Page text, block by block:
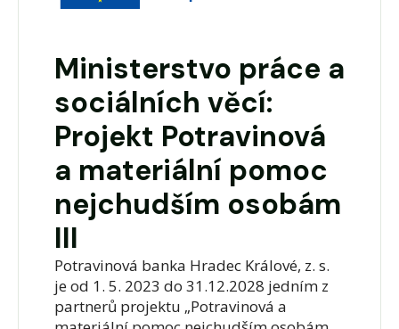
Ministerstvo práce a
sociálních věcí:
Projekt Potravinová
a materiální pomoc
nejchudším osobám
III
Potravinová banka Hradec Králové, z. s.
je od 1. 5. 2023 do 31.12.2028 jedním z
partnerů projektu „Potravinová a